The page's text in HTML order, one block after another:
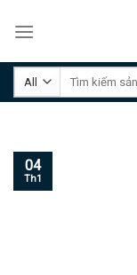
Tìm
04
Th1